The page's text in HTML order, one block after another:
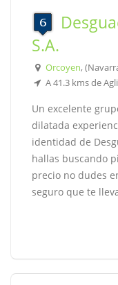
S.A.
Orcoyen,
A 41.3 kms de
Un excelente
dilatada
identidad de
hallas buscando
precio no dudes
seguro que te